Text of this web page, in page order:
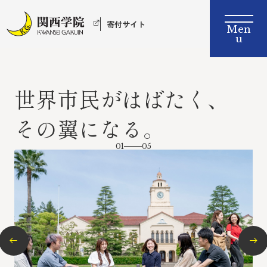
寄付サイト
世界市民がはばたく、
その翼になる。
01 05